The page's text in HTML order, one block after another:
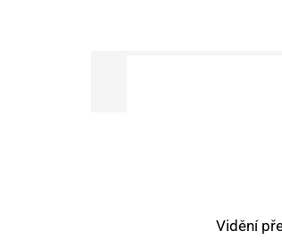
NŮŽKY, NOŽE, KLEŠTĚ, PEAN
Vidění